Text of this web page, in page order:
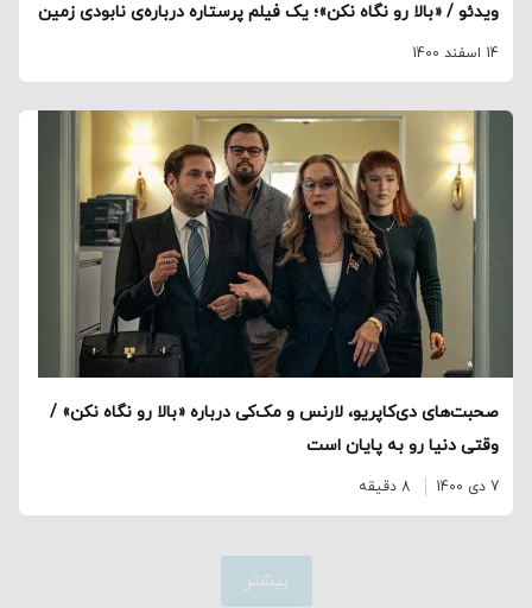
ویدئو / «بالا رو نگاه نکن»؛ یک فیلم پرستاره درباره‌ی نابودی زمین
14 اسفند 1400
صحبت‌های دی‌کاپریو، لارنس و مک‌کی درباره «بالا رو نگاه نکن» /
وقتی دنیا رو به پایان است
7 دی 1400 8 دقیقه
بیشتر